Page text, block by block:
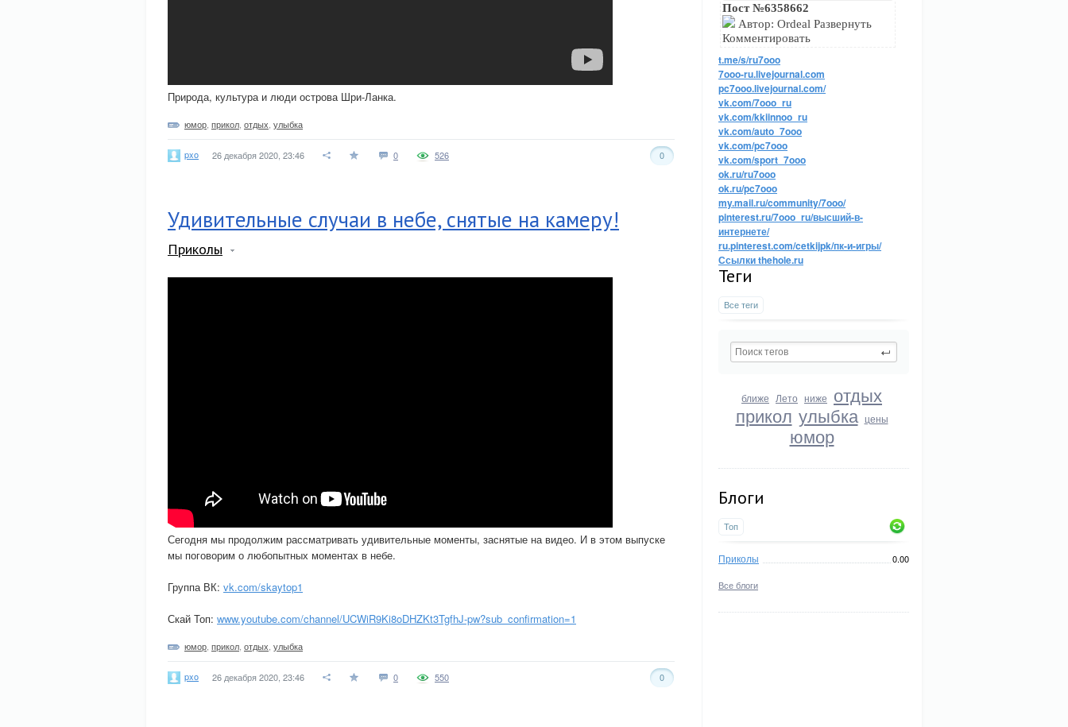
Пост №6358662
Автор: Ordeal Развернуть
Комментировать
t.me/s/ru7ooo
7ooo-ru.livejournal.com
pc7ooo.livejournal.com/
vk.com/7ooo_ru
vk.com/kkiinnoo_ru
vk.com/auto_7ooo
vk.com/pc7ooo
vk.com/sport_7ooo
ok.ru/ru7ooo
ok.ru/pc7ooo
my.mail.ru/community/7ooo/
pinterest.ru/7ooo_ru/высший-в-
интернете/
ru.pinterest.com/cetkijpk/пк-и-игры/
Ссылки thehole.ru
Теги
Все теги
ближе Лето ниже отдых
прикол улыбка цены
юмор
Блоги
Топ
Приколы 0.00
Все блоги
Природа, культура и люди острова Шри-Ланка.
юмор прикол отдых улыбка
pxo 26 декабря 2020, 23:46 0 0
526
Удивительные случаи в небе, снятые на камеру!
Приколы
Сегодня мы продолжим рассматривать удивительные моменты, заснятые на видео. И в этом выпуске
мы поговорим о любопытных моментах в небе.
Группа ВК: vk.com/skaytop1
Скай Топ: www.youtube.com/channel/UCWiR9Ki8oDHZKt3TgfhJ-pw?sub_confirmation=1
юмор прикол отдых улыбка
pxo 26 декабря 2020, 23:46 0 0
550